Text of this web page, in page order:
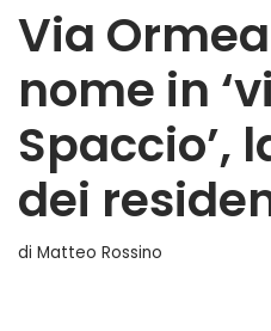
Via
nome in
Spaccio’,
dei
di Matteo Rossino